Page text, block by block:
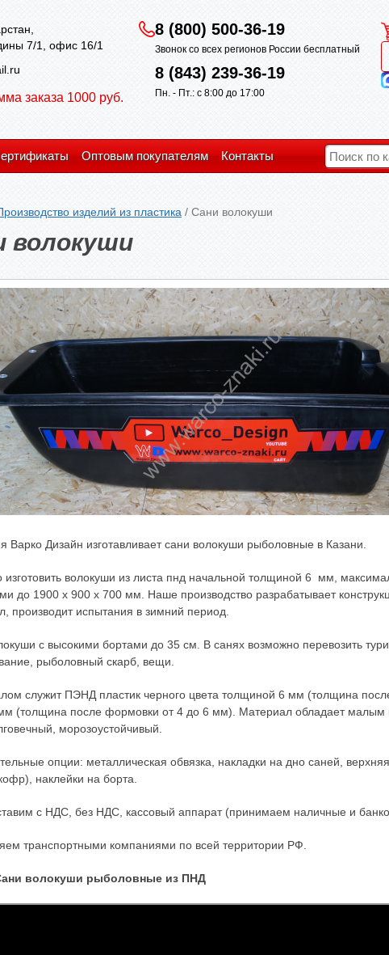
7/1, офис 16/1
заказа 1000 руб.
8 (800) 500-36-19
Звонок со всех регионов России бесплатный
8 (843) 239-36-19
Пн. - Пт.: с 8:00 до 17:00
Оптовым покупателям Контакты
изделий из пластика / Сани волокуши
волокуши
Варко Дизайн изготавливает сани волокуши рыболовные в Казани.
волокуши из листа пнд начальной толщиной 6 мм,
до 1900 х 900 х 700 мм. Наше производство разрабатывает
производит испытания в зимний период.
с высокими бортами до 35 см. В санях возможно перевозить
рыболовный скарб, вещи.
служит ПЭНД пластик черного цвета толщиной 6 мм (толщина
(толщина после формовки от 4 до 6 мм). Материал обладает малым
морозоустойчивый.
опции: металлическая обвязка, накладки на дно саней,
наклейки на борта.
с НДС, без НДС, кассовый аппарат (принимаем наличные и
транспортными компаниями по всей территории РФ.
волокуши рыболовные из ПНД